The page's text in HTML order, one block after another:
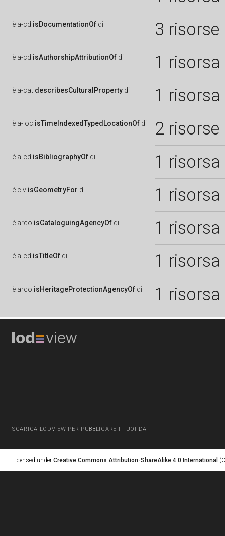
è a-cd:isDocumentationOf di 3 risorse
è a-cd:isAuthorshipAttributionOf di 1 risorsa
è a-cat:describesCulturalProperty di 1 risorsa
è a-loc:isTimeIndexedTypedLocationOf di 2 risorse
è a-cd:isBibliographyOf di 1 risorsa
è clv:isGeometryFor di 1 risorsa
è arco:isCataloguingAgencyOf di 1 risorsa
è a-cd:isTitleOf di 1 risorsa
è arco:isHeritageProtectionAgencyOf di 1 risorsa
SCARICA LODVIEW PER PUBBLICARE I TUOI DATI
Licensed under Creative Commons Attribution-ShareAlike 4.0 International